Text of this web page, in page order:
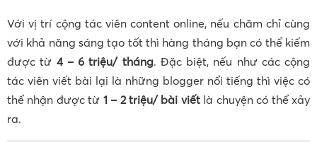
Với vị trí cộng tác viên content online, nếu chăm chỉ cùng
với khả năng sáng tạo tốt thì hàng tháng bạn có thể kiếm
được từ 4 – 6 triệu/ tháng. Đặc biệt, nếu như các cộng
tác viên viết bài lại là những blogger nổi tiếng thì việc có
thể nhận được từ 1 – 2 triệu/ bài viếtlà chuyện có thể xảy
ra.